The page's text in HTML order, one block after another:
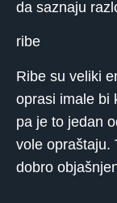
da saznaju
ribe
Ribe su veliki
oprasi imale bi
pa je to jedan
vole opraštaju.
dobro